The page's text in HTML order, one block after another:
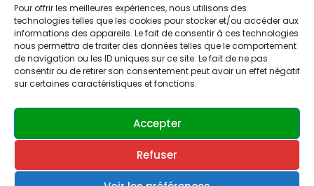
Pour offrir les meilleures expériences, nous utilisons des
technologies telles que les cookies pour stocker et/ou accéder aux
informations des appareils. Le fait de consentir à ces technologies
nous permettra de traiter des données telles que le comportement
de navigation ou les ID uniques sur ce site. Le fait de ne pas
consentir ou de retirer son consentement peut avoir un effet négatif
sur certaines caractéristiques et fonctions.
Accepter
Refuser
Design & Développement par
Politique de confidentialité
Cookies & vie privée